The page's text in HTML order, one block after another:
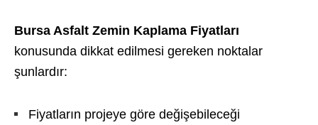
Bursa Asfalt Zemin Kaplama Fiyatları
konusunda dikkat edilmesi gereken noktalar
şunlardır:
Fiyatların projeye göre değişebileceği